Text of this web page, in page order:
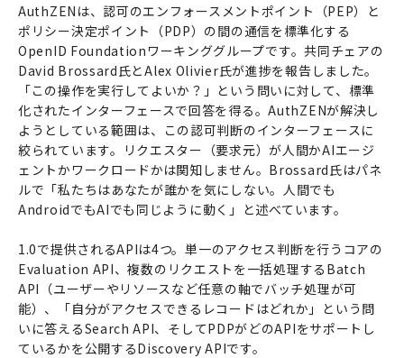
AuthZENは、認可のエンフォースメントポイント（PEP）と
ポリシー決定ポイント（PDP）の間の通信を標準化する
OpenID Foundationワーキンググループです。共同チェアの
David Brossard氏とAlex Olivier氏が進捗を報告しました。
「この操作を実行してよいか？」という問いに対して、標準
化されたインターフェースで回答を得る。AuthZENが解決し
ようとしている範囲は、この認可判断のインターフェースに
絞られています。リクエスター（要求元）が人間かAIエージ
ェントかワークロードかは関知しません。Brossard氏はパネ
ルで「私たちはあなたが誰かを気にしない。人間でも
AndroidでもAIでも同じように動く」と述べています。
1.0で提供されるAPIは4つ。単一のアクセス判断を行うコアの
Evaluation API、複数のリクエストを一括処理するBatch
API（ユーザーやリソースなど任意の軸でバッチ処理が可
能）、「自分がアクセスできるレコードはどれか」という問
いに答えるSearch API、そしてPDPがどのAPIをサポートし
ているかを公開するDiscovery APIです。